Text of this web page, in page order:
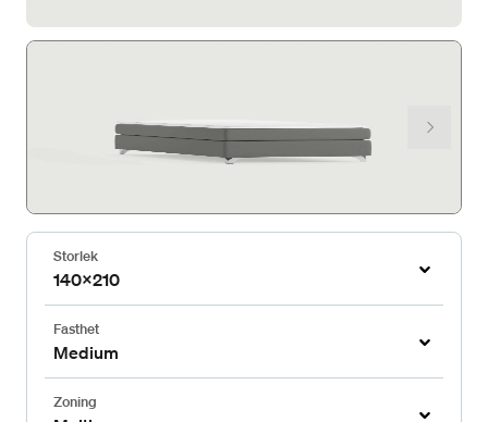
Storlek
140x210
Fasthet
Medium
Zoning